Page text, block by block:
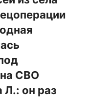
СВО
Л.: он раз